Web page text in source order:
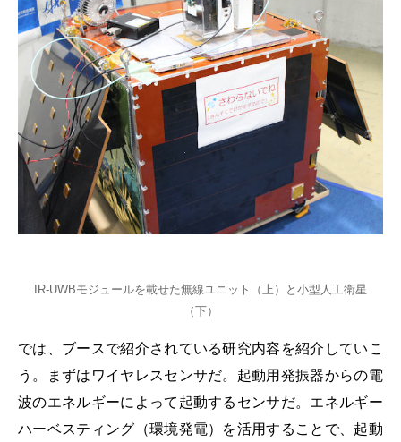
IR-UWBモジュールを載せた無線ユニット（上）と小型人工衛星
（下）
では、ブースで紹介されている研究内容を紹介していこ
う。まずはワイヤレスセンサだ。起動用発振器からの電
波のエネルギーによって起動するセンサだ。エネルギー
ハーベスティング（環境発電）を活用することで、起動